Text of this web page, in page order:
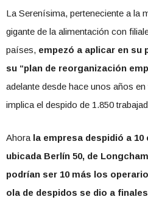
La Serenísima, perteneciente a la
gigante de la alimentación con
países, empezó a aplicar en su
su “plan de reorganización
adelante desde hace unos años
implica el despido de 1.850
Ahora la empresa despidió a
ubicada Berlín 50, de
podrían ser 10 más los
ola de despidos se dio a